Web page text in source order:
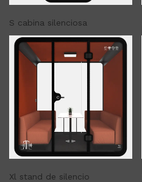
S cabina silenciosa
Xl stand de silencio